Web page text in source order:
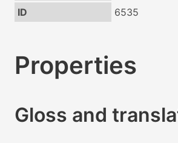
ID
6535
Properties
Gloss and